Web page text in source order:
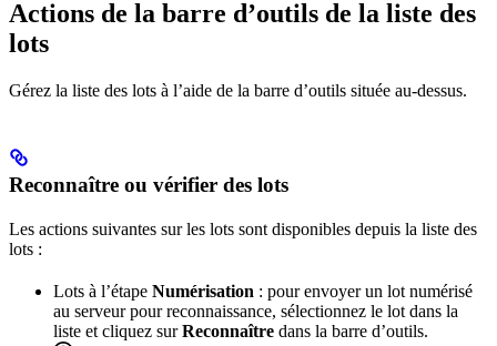
Actions de la barre d’outils de la liste des
lots
Gérez la liste des lots à l’aide de la barre d’outils située au-dessus.
Reconnaître ou vérifier des lots
Les actions suivantes sur les lots sont disponibles depuis la liste des
lots :
Lots à l’étape Numérisation : pour envoyer un lot numérisé
au serveur pour reconnaissance, sélectionnez le lot dans la
liste et cliquez surReconnaître dans la barre d’outils.